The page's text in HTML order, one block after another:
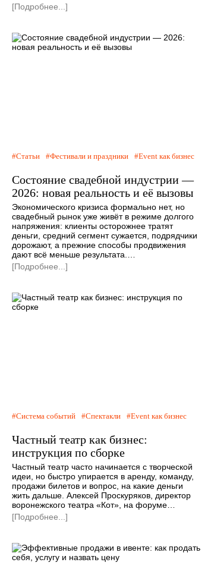
[Подробнее...]
Статьи Фестивали и праздники Event как бизнес
Состояние свадебной индустрии —
2026: новая реальность и её вызовы
Экономического кризиса формально нет, но
свадебный рынок уже живёт в режиме долгого
напряжения: клиенты осторожнее тратят
деньги, средний сегмент сужается, подрядчики
дорожают, а прежние способы продвижения
дают всё меньше результата.…
[Подробнее...]
Система событий Спектакли Event как бизнес
Частный театр как бизнес:
инструкция по сборке
Частный театр часто начинается с творческой
идеи, но быстро упирается в аренду, команду,
продажи билетов и вопрос, на какие деньги
жить дальше. Алексей Проскуряков, директор
воронежского театра «Кот», на форуме…
[Подробнее...]